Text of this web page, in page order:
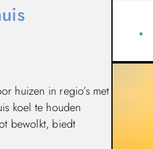
huizen in regio’s met
koel te houden
bewolkt, biedt